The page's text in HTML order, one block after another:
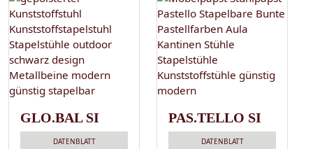
GLO.BAL SI
DATENBLATT
PAS.TELLO SI
DATENBLATT